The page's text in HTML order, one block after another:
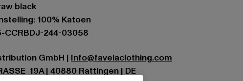
black
100% Katoen
CCRBDJ-244-03058
GmbH |Info@favelaclothing.com
19A | 40880 Rattingen | DE